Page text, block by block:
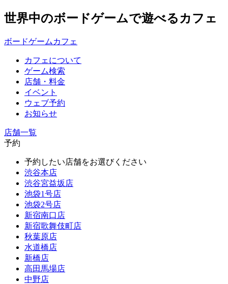
世界中のボードゲームで遊べるカフェ
ボードゲームカフェ
カフェについて
ゲーム検索
店舗・料金
イベント
ウェブ予約
お知らせ
店舗一覧
予約
予約したい店舗をお選びください
渋谷本店
渋谷宮益坂店
池袋1号店
池袋2号店
新宿南口店
新宿歌舞伎町店
秋葉原店
水道橋店
新橋店
高田馬場店
中野店